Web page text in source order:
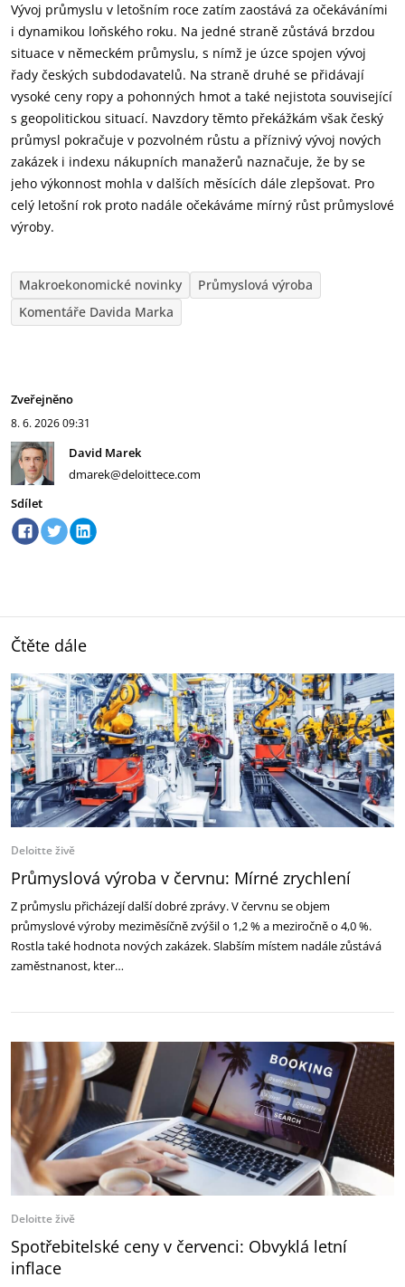
Vývoj průmyslu v letošním roce zatím zaostává za očekáváními
i dynamikou loňského roku. Na jedné straně zůstává brzdou
situace v německém průmyslu, s nímž je úzce spojen vývoj
řady českých subdodavatelů. Na straně druhé se přidávají
vysoké ceny ropy a pohonných hmot a také nejistota související
s geopolitickou situací. Navzdory těmto překážkám však český
průmysl pokračuje v pozvolném růstu a příznivý vývoj nových
zakázek i indexu nákupních manažerů naznačuje, že by se
jeho výkonnost mohla v dalších měsících dále zlepšovat. Pro
celý letošní rok proto nadále očekáváme mírný růst průmyslové
výroby.
Makroekonomické novinky
Průmyslová výroba
Komentáře Davida Marka
Zveřejněno
8. 6. 202609:31
David Marek
dmarek@deloittece.com
Sdílet
Čtěte dále
Deloitte živě
Průmyslová výroba v červnu: Mírné zrychlení
Z průmyslu přicházejí další dobré zprávy. V červnu se objem
průmyslové výroby meziměsíčně zvýšil o 1,2 % a meziročně o 4,0 %.
Rostla také hodnota nových zakázek. Slabším místem nadále zůstává
zaměstnanost, kter…
Deloitte živě
Spotřebitelské ceny v červenci: Obvyklá letní
inflace